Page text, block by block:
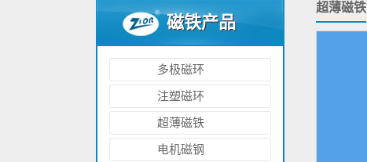
磁铁产品
多极磁环
注塑磁环
超薄磁铁
电机磁钢
超薄磁铁